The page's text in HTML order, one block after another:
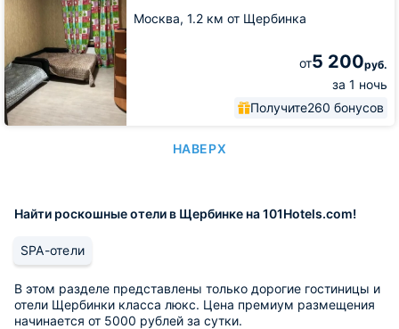
Москва, 1.2 км от Щербинка
от5 200руб.
за 1 ночь
Получите260 бонусов
НАВЕРХ
Найти роскошные отели в Щербинке на 101Hotels.com!
SPA-отели
В этом разделе представлены только дорогие гостиницы и
отели Щербинки класса люкс. Цена премиум размещения
начинается от 5000 рублей за сутки.